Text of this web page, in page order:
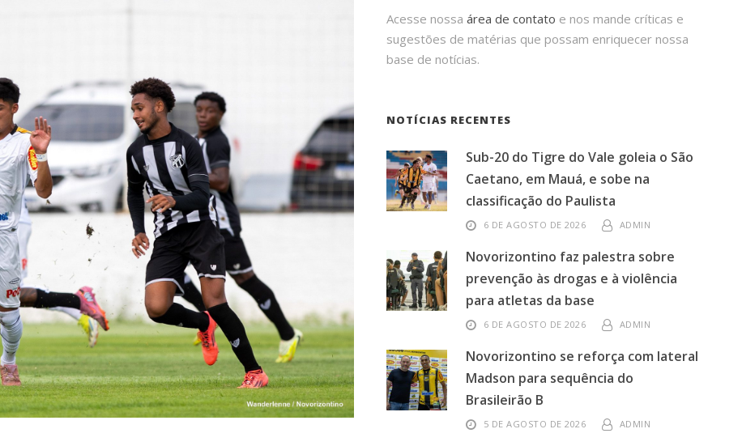
Acesse nossaárea de contato e nos mande críticas e
sugestões de matérias que possam enriquecer nossa
base de notícias.
NOTÍCIAS RECENTES
Sub-20 do Tigre do Vale goleia o São
Caetano, em Mauá, e sobe na
classificação do Paulista
6 DE AGOSTO DE 2026 ADMIN
Novorizontino faz palestra sobre
prevenção às drogas e à violência
para atletas da base
6 DE AGOSTO DE 2026 ADMIN
Novorizontino se reforça com lateral
Madson para sequência do
Brasileirão B
5 DE AGOSTO DE 2026 ADMIN